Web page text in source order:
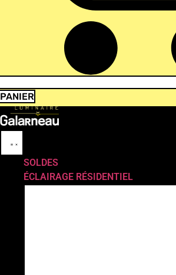
PANIER
SOLDES
ÉCLAIRAGE RÉSIDENTIEL